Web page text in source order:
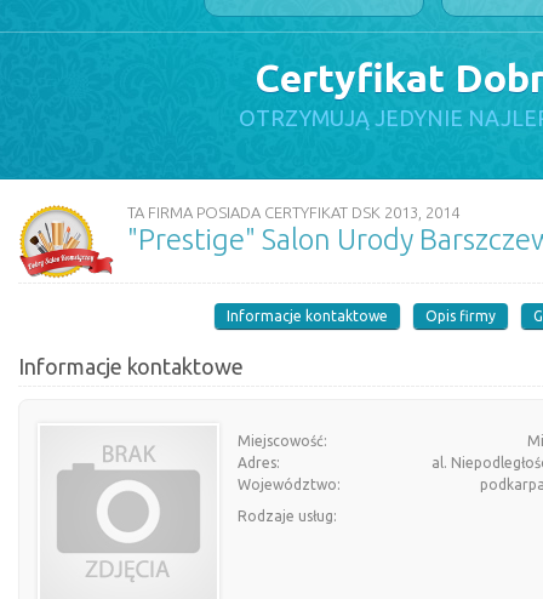
Certyfikat
OTRZYMUJĄ JEDYNIE
TA FIRMA POSIADA CERTYFIKAT DSK 2013, 2014
"Prestige" Salon Urody
Informacje kontaktowe Opis firmy
Informacje kontaktowe
Miejscowość:
Adres:
al.
Województwo:
Rodzaje usług: